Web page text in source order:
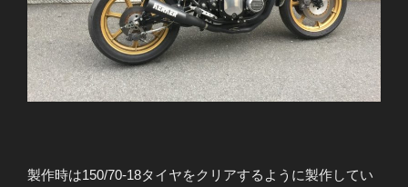
製作時は150/70-18タイヤをクリアするように製作してい